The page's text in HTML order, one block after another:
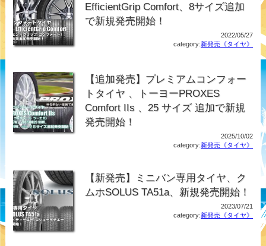
EfficientGrip Comfort、8サイズ追加
で新規発売開始！
2022/05/27
category:新発売《タイヤ》
【追加発売】プレミアムコンフォー
トタイヤ 、トーヨーPROXES
Comfort IIs 、25 サイズ 追加で新規
発売開始！
2025/10/02
category:新発売《タイヤ》
【新発売】ミニバン専用タイヤ、ク
ムホSOLUS TA51a、新規発売開始！
2023/07/21
category:新発売《タイヤ》